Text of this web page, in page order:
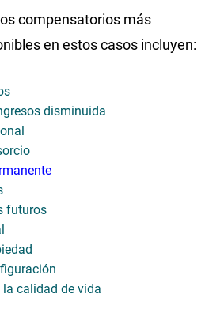
compensatorios más
en estos casos incluyen:
disminuida
futuros
calidad de vida